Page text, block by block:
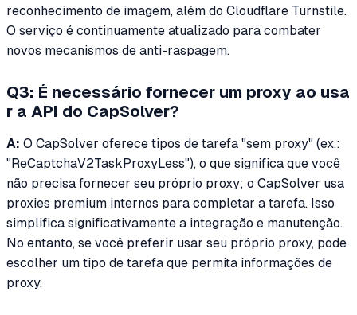
reconhecimento de imagem, além do Cloudflare Turnstile.
O serviço é continuamente atualizado para combater
novos mecanismos de anti-raspagem.
Q3: É necessário fornecer um proxy ao usa
r a API do CapSolver?
A: O CapSolver oferece tipos de tarefa "sem proxy" (ex.:
"ReCaptchaV2TaskProxyLess"), o que significa que você
não precisa fornecer seu próprio proxy; o CapSolver usa
proxies premium internos para completar a tarefa. Isso
simplifica significativamente a integração e manutenção.
No entanto, se você preferir usar seu próprio proxy, pode
escolher um tipo de tarefa que permita informações de
proxy.